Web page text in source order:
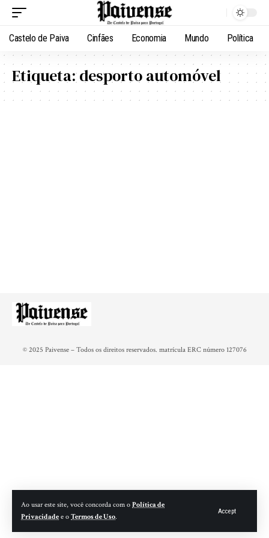
Ao usar este site, você concorda com o Política de
Privacidade e o Termos de Uso.
Accept
Castelo de Paiva Cinfães Economia Mundo Política
Etiqueta:desporto automóvel
© 2025 Paivense – Todos os direitos reservados. matrícula ERC número 127076